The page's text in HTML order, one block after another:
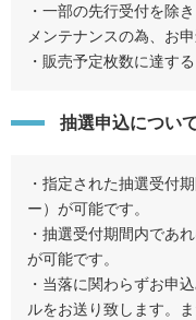
・一部の先行受付を除
メンテナンスの為、お
・販売予定枚数に達す
抽選申込につい
・指定された抽選受付
ー）が可能です。
・抽選受付期間内であ
が可能です。
・当落に関わらずお申
ルをお送り致します。